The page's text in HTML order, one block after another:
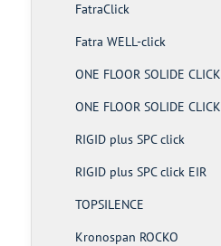
FatraClick
Fatra WELL-click
ONE FLOOR SOLIDE
ONE FLOOR SOLIDE
RIGID plus SPC click
RIGID plus SPC click EIR
TOPSILENCE
Kronospan ROCKO